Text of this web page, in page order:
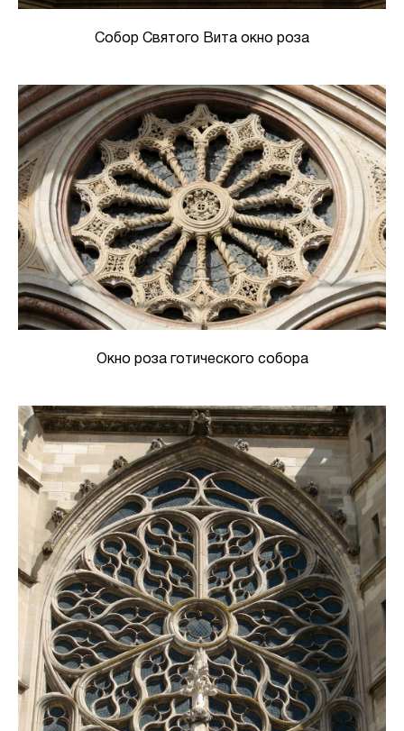
Собор Святого Вита окно роза
Окно роза готического собора